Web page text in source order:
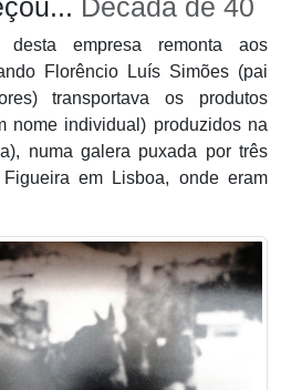
Década de 40
empresa remonta aos
Florêncio Luís Simões (pai
transportava os produtos
nome individual) produzidos na
numa galera puxada por três
em Lisboa, onde eram